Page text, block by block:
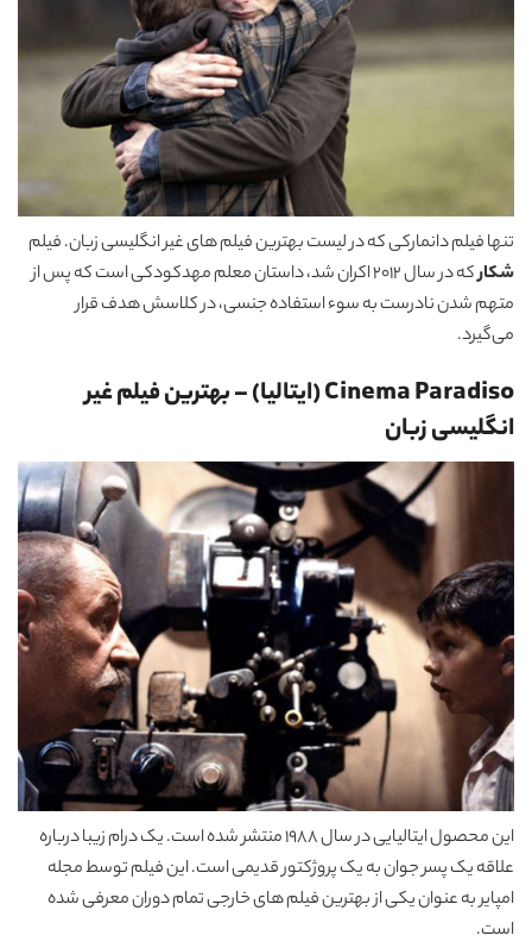
تنها فیلم دانمارکی که در لیست بهترین فیلم های غیر انگلیسی زبان. فیلم
شکار
که در سال 2012 اکران شد، داستان معلم مهدکودکی است که پس از
متهم شدن نادرست به سوء استفاده جنسی، در کلاسش هدف قرار
می‌گیرد.
Cinema Paradiso (ایتالیا) –بهترین فیلم غیر
انگلیسی زبان
این محصول ایتالیایی در سال 1988 منتشر شده است. یک درام زیبا درباره
علاقه یک پسر جوان به یک پروژکتور قدیمی است. این فیلم توسط مجله
امپایر به عنوان یکی از بهترین فیلم های خارجی تمام دوران معرفی شده
است.